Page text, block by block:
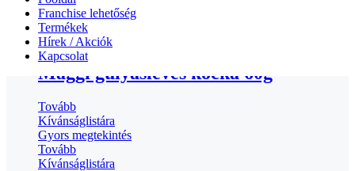
Franchise lehetőség
Termékek
Hírek / Akciók
Kapcsolat
Kívánságlistára
Gyors megtekintés
Maggi gulyásleves kocka 60g
Tovább
Kívánságlistára
Gyors megtekintés
Tovább
Kívánságlistára